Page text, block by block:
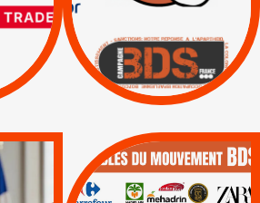
| Boycott militaire |
Lettres d'interpellation
:
QUE BOYCOTTER ?
BOYCOTT /